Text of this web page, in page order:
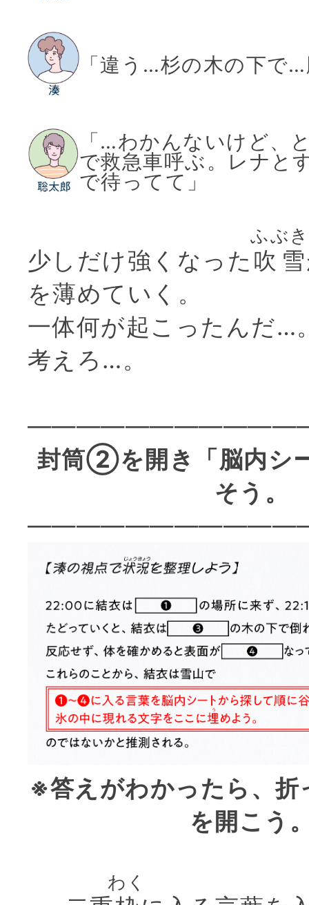
「違う…杉の木の下で
「…わかんないけど、
で救急車呼ぶ。レナと
で待ってて」
少しだけ強くなった 吹雪
ふぶき
を薄めていく。
一体何が起こったんだ…
考えろ…。
封筒②を開き「脳内シ
そう。
※答えがわかったら、折
を開こう
わく